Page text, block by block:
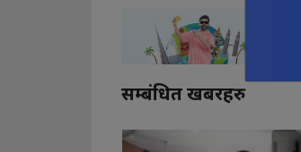
सम्बंधित खबरहरु